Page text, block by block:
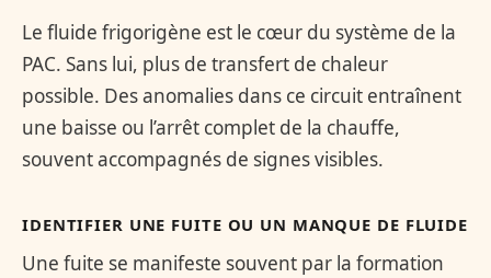
Le fluide frigorigène est le cœur du système de la
PAC. Sans lui, plus de transfert de chaleur
possible. Des anomalies dans ce circuit entraînent
une baisse ou l’arrêt complet de la chauffe,
souvent accompagnés de signes visibles.
IDENTIFIER UNE FUITE OU UN MANQUE DE FLUIDE
Une fuite se manifeste souvent par la formation